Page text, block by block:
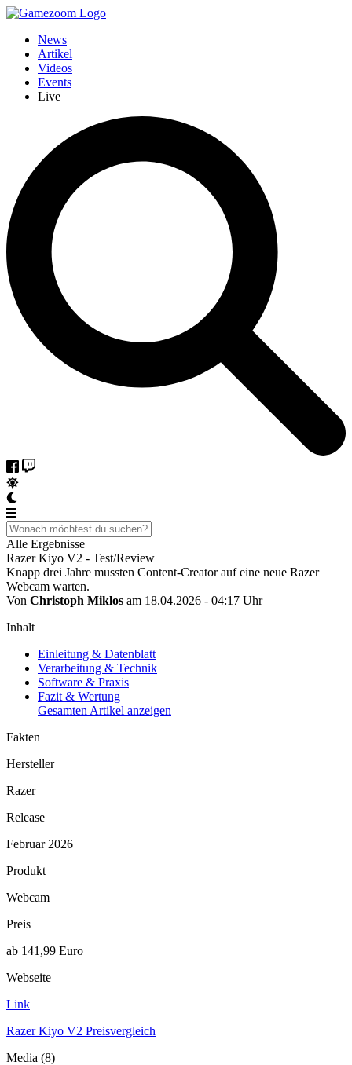
News
Artikel
Videos
Events
Live
Alle Ergebnisse
Razer Kiyo V2 - Test/Review
Knapp drei Jahre mussten Content-Creator auf eine neue Razer
Webcam warten.
Von Christoph Miklos am 18.04.2026 - 04:17 Uhr
Inhalt
Einleitung & Datenblatt
Verarbeitung & Technik
Software & Praxis
Fazit & Wertung
Gesamten Artikel anzeigen
Fakten
Hersteller
Razer
Release
Februar 2026
Produkt
Webcam
Preis
ab 141,99 Euro
Webseite
Link
Razer Kiyo V2 Preisvergleich
Media (8)